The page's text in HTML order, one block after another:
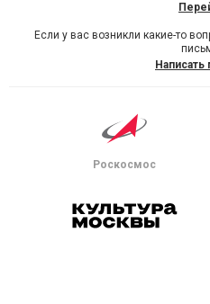
Если у вас возникли какие-то
Написать
Роскосмос